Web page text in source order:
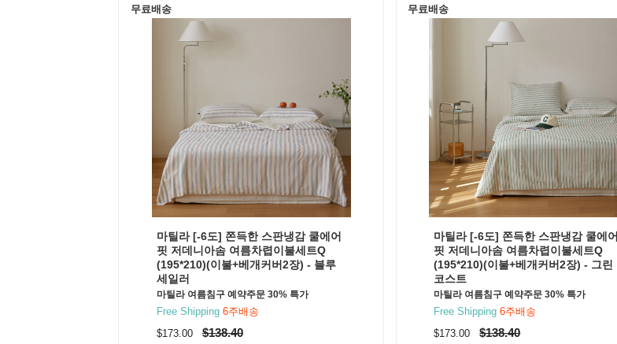
무료배송
마틸라 [-6도] 쫀득한 스판냉감 쿨에어
핏 저데니아솜 여름차렵이불세트Q
(195*210)(이불+베개커버2장) - 블루
세일러
마틸라 여름침구 예약주문 30% 특가
Free Shipping 6주배송
$173.00$138.40
무료배송
마틸라 [-6도] 쫀득한 스판냉감 쿨에어
핏 저데니아솜 여름차렵이불세트Q
(195*210)(이불+베개커버2장) - 그린
코스트
마틸라 여름침구 예약주문 30% 특가
Free Shipping 6주배송
$173.00$138.40